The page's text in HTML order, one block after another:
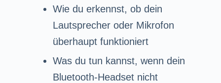
Wie du erkennst, ob dein
Lautsprecher oder Mikrofon
überhaupt funktioniert
Was du tun kannst, wenn dein
Bluetooth-Headset nicht